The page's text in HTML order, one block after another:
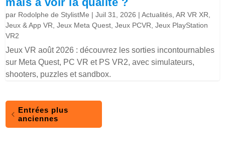
par Rodolphe de StylistMe |Juil 31, 2026 |Actualités ,AR VR XR
Jeux & App VR ,Jeux Meta Quest ,Jeux PCVR ,Jeux PlayStation
VR2
Jeux VR août 2026 : découvrez les sorties incontournables
sur Meta Quest, PC VR et PS VR2, avec simulateurs,
shooters, puzzles et sandbox.
Entrées plus
anciennes